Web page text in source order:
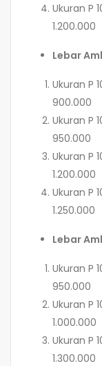
Ukuran P
1.200.000
Lebar
Ukuran P
900.000
Ukuran P
950.000
Ukuran P
1.200.000
Ukuran P
1.250.000
Lebar
Ukuran P
950.000
Ukuran P
1.000.000
Ukuran P
1.300.000